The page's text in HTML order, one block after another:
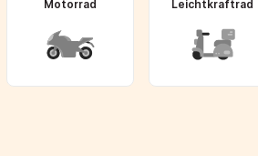
Motorrad Leichtkraftrad